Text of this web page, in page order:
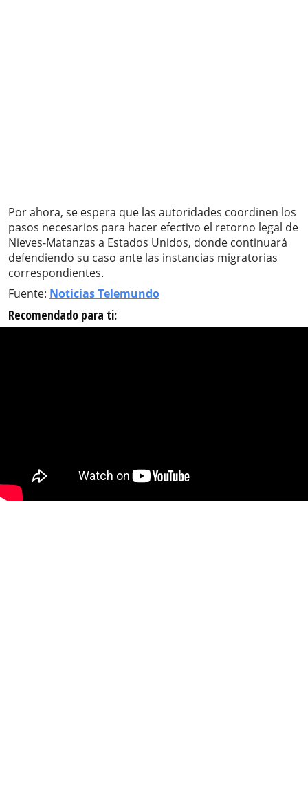
Por ahora, se espera que las autoridades coordinen los
pasos necesarios para hacer efectivo el retorno legal de
Nieves-Matanzas a Estados Unidos, donde continuará
defendiendo su caso ante las instancias migratorias
correspondientes.
Fuente: Noticias Telemundo
Recomendado para ti: